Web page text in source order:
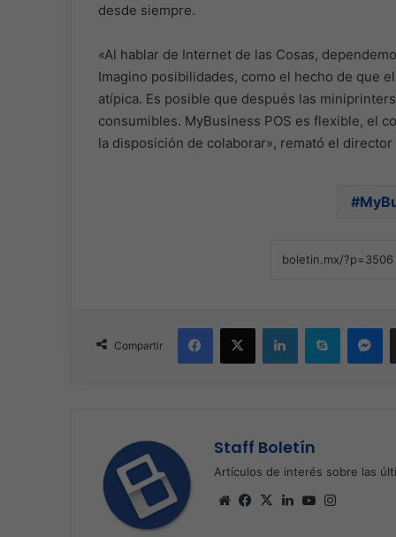
desde siempre.
«Al hablar de Internet de las Cosas,
Imagino posibilidades, como el hecho de que
atípica. Es posible que después las
consumibles. MyBusiness POS es flexible, el
la disposición de colaborar», remató el director
Compartir
Facebook
X LinkedInSkype
Staff Boletín
Artículos de interés sobre las
SitioFacebook
X LinkedInYouTube